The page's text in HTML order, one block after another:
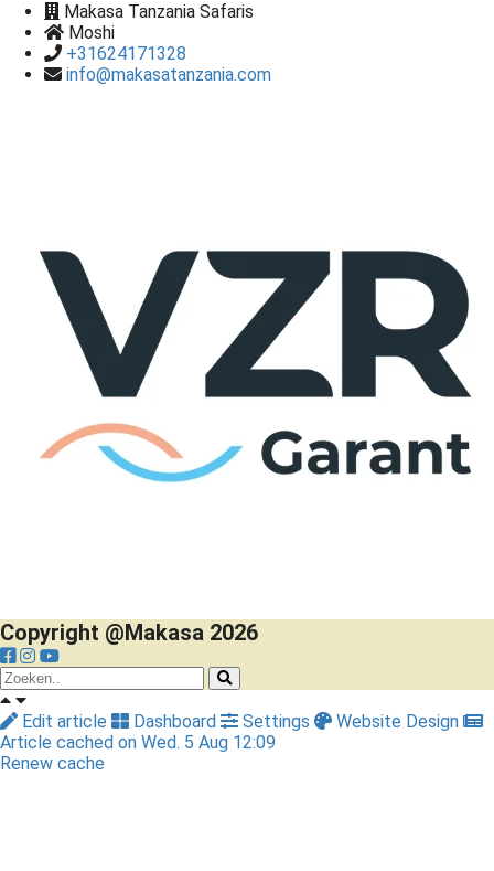
Makasa Tanzania Safaris
Moshi
+31624171328
info@makasatanzania.com
Copyright @Makasa 2026
Edit article Dashboard Settings
Website Design
Article cached on Wed. 5 Aug 12:09
Renew cache